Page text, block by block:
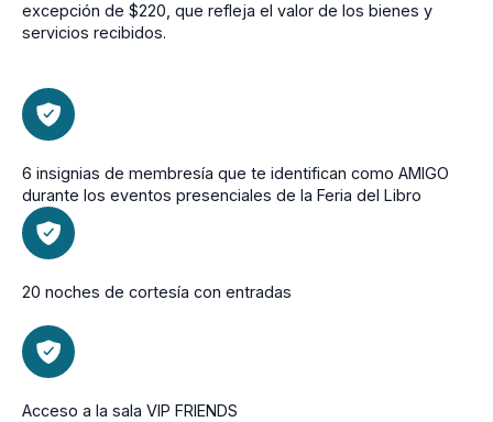
excepción de $220, que refleja el valor de los bienes y
servicios recibidos.
6 insignias de membresía que te identifican como AMIGO
durante los eventos presenciales de la Feria del Libro
20 noches de cortesía con entradas
Acceso a la sala VIP FRIENDS